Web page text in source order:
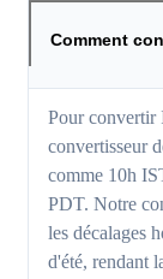
Comment
Pour convertir
convertisseur
comme 10h
PDT. Notre
les décalages
d'été, rendant